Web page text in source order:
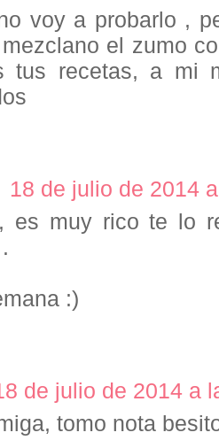
voy a probarlo ,
el zumo
tus recetas, a mi
18 de julio de 2014
es muy rico te lo
:)
de julio de 2014 a
tomo nota